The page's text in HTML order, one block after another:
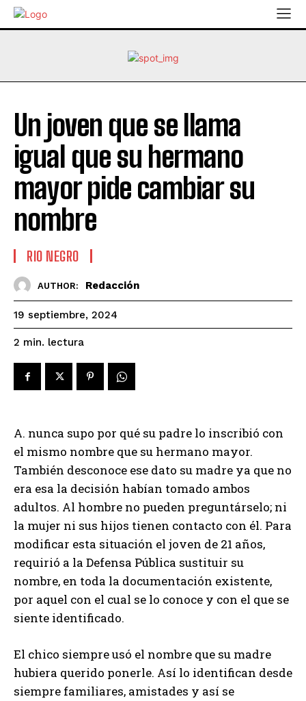
Un joven que se llama
igual que su hermano
mayor pide cambiar su
nombre
RIO NEGRO
AUTHOR: Redacción
19 septiembre, 2024
2 min. lectura
A. nunca supo por qué su padre lo inscribió con
el mismo nombre que su hermano mayor.
También desconoce ese dato su madre ya que no
era esa la decisión habían tomado ambos
adultos. Al hombre no pueden preguntárselo; ni
la mujer ni sus hijos tienen contacto con él. Para
modificar esta situación el joven de 21 años,
requirió a la Defensa Pública sustituir su
nombre, en toda la documentación existente,
por aquel con el cual se lo conoce y con el que se
siente identificado.
El chico siempre usó el nombre que su madre
hubiera querido ponerle. Así lo identifican desde
siempre familiares, amistades y así se